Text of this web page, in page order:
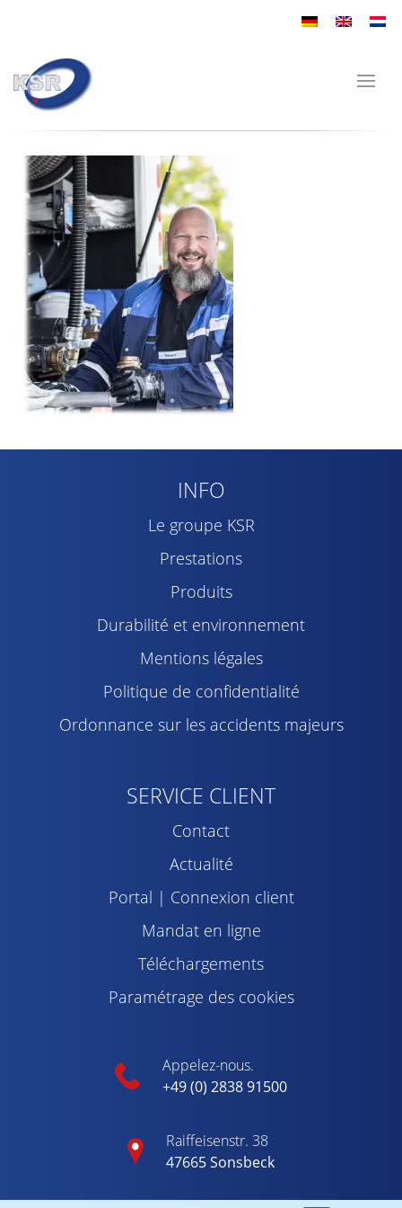
INFO
Le groupe KSR
Prestations
Produits
Durabilité et environnement
Mentions légales
Politique de confidentialité
Ordonnance sur les accidents majeurs
SERVICE CLIENT
Contact
Actualité
Portal | Connexion client
Mandat en ligne
Téléchargements
Paramétrage des cookies
Appelez-nous.
+49 (0) 2838 91500
Raiffeisenstr. 38
47665 Sonsbeck